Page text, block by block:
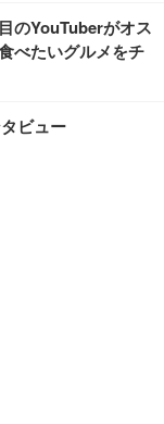
のYouTuberがオス
べたいグルメをチ
ビュー